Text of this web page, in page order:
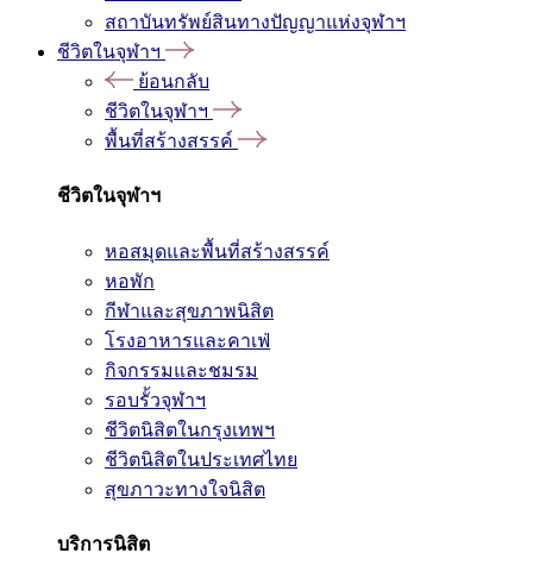
สถาบันทรัพย์สินทางปัญญาแห่งจุฬาฯ
ชีวิตในจุฬาฯ
ย้อนกลับ
ชีวิตในจุฬาฯ
พื้นที่สร้างสรรค์
ชีวิตในจุฬาฯ
หอสมุดและพื้นที่สร้างสรรค์
หอพัก
กีฬาและสุขภาพนิสิต
โรงอาหารและคาเฟ่
กิจกรรมและชมรม
รอบรั้วจุฬาฯ
ชีวิตนิสิตในกรุงเทพฯ
ชีวิตนิสิตในประเทศไทย
สุขภาวะทางใจนิสิต
บริการนิสิต